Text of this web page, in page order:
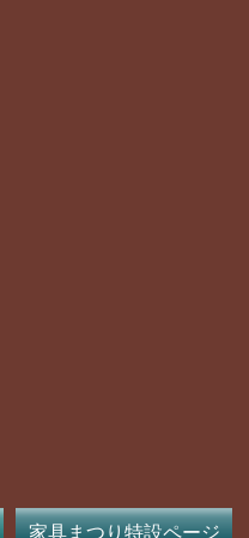
家具まつり特設ページ